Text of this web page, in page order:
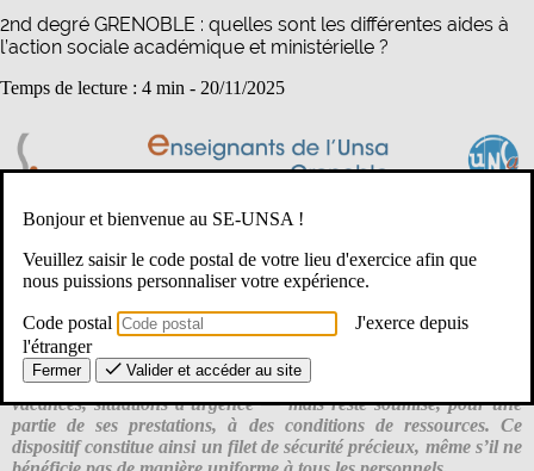
2nd degré GRENOBLE : quelles sont les différentes aides à
l’action sociale académique et ministérielle ?
Temps de lecture : 4 min - 20/11/2025
L’action sociale de l’Éducation nationale accompagne les
personnels grâce à diverses aides financières, sociales et
familiales, pensées pour soutenir les agents tout au long de leur
carrière. Elle couvre de nombreux besoins — logement, santé,
vacances, situations d’urgence — mais reste soumise, pour une
partie de ses prestations, à des conditions de ressources. Ce
dispositif constitue ainsi un filet de sécurité précieux, même s’il ne
Bonjour et bienvenue au SE-UNSA !
Veuillez saisir le code postal de votre lieu d'exercice afin que
nous puissions personnaliser votre expérience.
Code postal
J'exerce depuis
l'étranger
Fermer Valider et accéder au site